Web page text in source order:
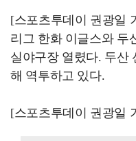
[스포츠투데이 권광일
리그 한화 이글스와 두
실야구장 열렸다. 두산
해 역투하고 있다.
[스포츠투데이 권광일